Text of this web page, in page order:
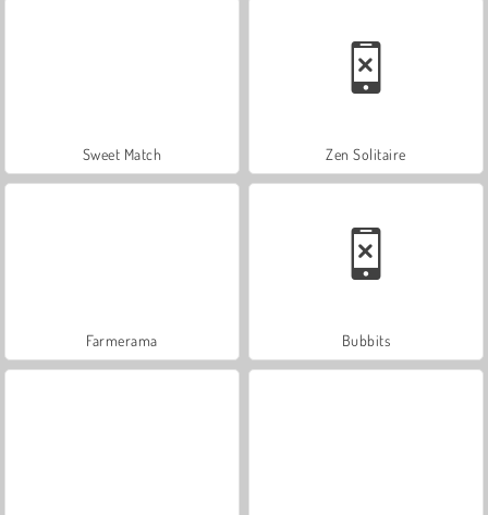
Sweet Match Zen Solitaire
Farmerama Bubbits